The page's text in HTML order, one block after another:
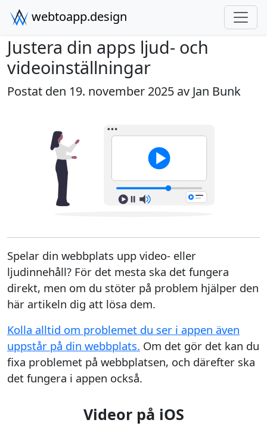
webtoapp.design
Justera din apps ljud- och
videoinställningar
Postat den 19. november 2025 av Jan Bunk
Spelar din webbplats upp video- eller
ljudinnehåll? För det mesta ska det fungera
direkt, men om du stöter på problem hjälper den
här artikeln dig att lösa dem.
Kolla alltid om problemet du ser i appen även
uppstår på din webbplats. Om det gör det kan du
fixa problemet på webbplatsen, och därefter ska
det fungera i appen också.
Videor på iOS